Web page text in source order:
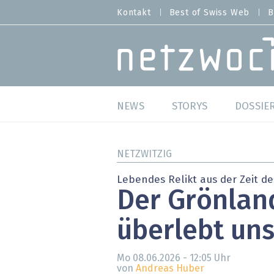
zum
MENU
Kontakt Best of Swiss Web
MAIN NAVIGATION
NEWS
Studien
Meinungen
Hands-on
STORYS
Best
SAP
NETZWITZIG
Lebendes Relikt aus der Zeit
Der
überlebt
Mo 08.06.2026 - 12:05 Uhr
von Andreas Huber